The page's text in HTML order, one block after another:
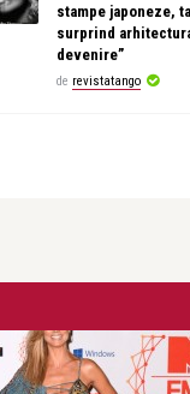
stampe japoneze,
surprind
devenire”
de revistatango